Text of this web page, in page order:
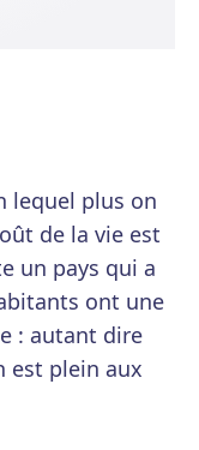
lequel plus on
de la vie est
un pays qui a
ont une
: autant dire
est plein aux